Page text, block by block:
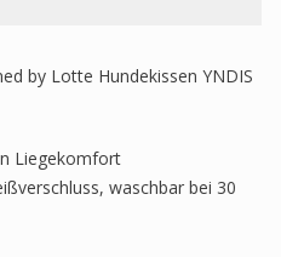
by Lotte Hundekissen YNDIS
Liegekomfort
waschbar bei 30